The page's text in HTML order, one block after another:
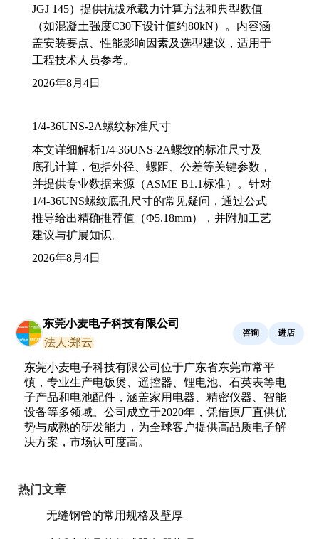
JGJ 145）提供抗拔承载力计算方法和典型数值
（如混凝土强度C30下设计值约80kN）。内容涵
盖安装要点、性能影响因素及选型建议，适用于
工程技术人员参考。
2026年8月4日
1/4-36UNS-2A螺纹标准尺寸
本文详细解析1/4-36UNS-2A螺纹的标准尺寸及
底孔计算，包括外径、螺距、公差等关键参数，
并提供专业数据来源（ASME B1.1标准）。针对
1/4-36UNS螺纹底孔尺寸的常见疑问，通过公式
推导给出精确推荐值（Φ5.18mm），并附加工艺
建议与扩展知识。
2026年8月4日
东莞小麦电子科技有限公司
法人:郑云
咨询 进店
东莞小麦电子科技有限公司位于广东省东莞市常平
镇，专业生产电饭煲、遥控器、锂电池、石英表等电
子产品和电池配件，涵盖家用电器、精密仪器、智能
设备等多领域。公司成立于2020年，凭借原厂直供优
势与成熟的研发能力，为全球客户提供高品质电子解
决方案，市场认可度高。
热门文章
无缝钢管的常用规格及壁厚